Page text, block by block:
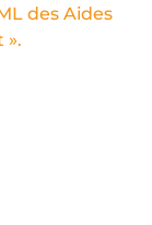
des Aides
».